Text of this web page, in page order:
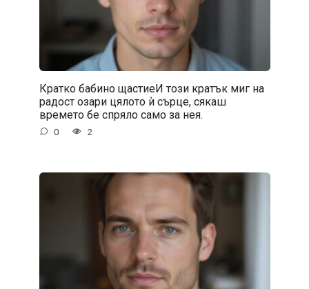
Кратко бабино щастиеИ този кратък миг на
радост озари цялото ѝ сърце, сякаш
времето бе спряло само за нея.
0 2